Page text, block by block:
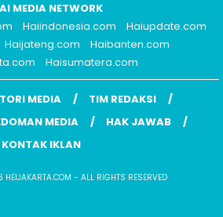
MEDIA NETWORK
Haiindonesia.com
Haiupdate.com
Haijateng.com
Haibanten.com
Haisumatera.com
MEDIA
TIM REDAKSI
MEDIA
HAK JAWAB
KONTAK IKLAN
- ALL RIGHTS RESERVED